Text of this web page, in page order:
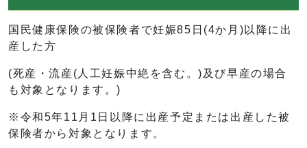
国民健康保険の被保険者で妊娠85日(4か月)以降に出
産した方
(死産・流産(人工妊娠中絶を含む。)及び早産の場合
も対象となります。)
※令和5年11月1日以降に出産予定または出産した被
保険者から対象となります。